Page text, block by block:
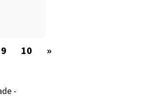
9 10 »
-